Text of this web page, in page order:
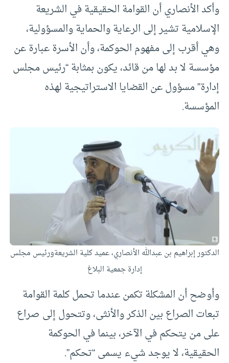
وأكد الأنصاري أن القوامة الحقيقية في الشريعة
الإسلامية تشير إلى الرعاية والحماية والمسؤولية،
وهي أقرب إلى مفهوم الحوكمة، وأن الأسرة عبارة عن
مؤسسة لا بد لها من قائد، يكون بمثابة “رئيس مجلس
إدارة” مسؤول عن القضايا الاستراتيجية لهذه
المؤسسة.
الدكتور إبراهيم بن عبدالله الأنصاري، عميد كلية الشريعةورئيس مجلس
إدارة جمعية البلاغ
وأوضح أن المشكلة تكمن عندما تحمل كلمة القوامة
تبعات الصراع بين الذكر والأنثى، وتتحول إلى صراع
على من يتحكم في الآخر، بينما في الحوكمة
الحقيقية، لا يوجد شيء يسمى “تحكم”.